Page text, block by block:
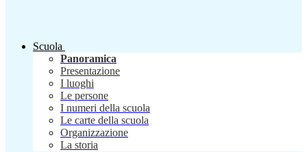
Scuola
Panoramica
Presentazione
I luoghi
Le persone
I numeri della scuola
Le carte della scuola
Organizzazione
La storia